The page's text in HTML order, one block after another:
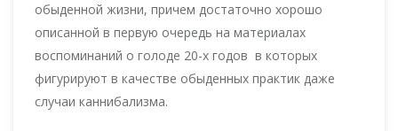
обыденной жизни, причем достаточно хорошо
описанной в первую очередь на материалах
воспоминаний о голоде 20-х годов в которых
фигурируют в качестве обыденных практик даже
случаи каннибализма.